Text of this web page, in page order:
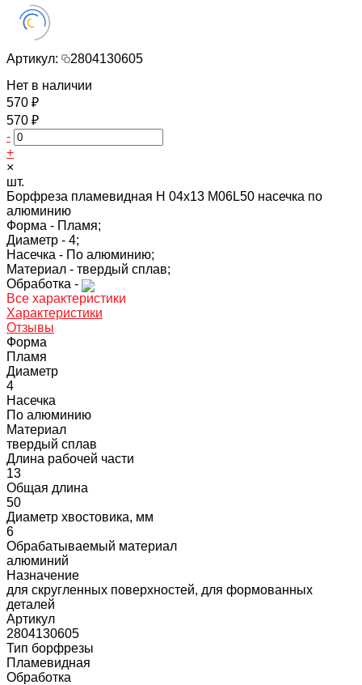
Артикул:
2804130605
Нет в наличии
570 ₽
570 ₽
-
+
×
шт.
Борфреза пламевидная H 04х13 M06L50 насечка по
алюминию
Форма - Пламя;
Диаметр - 4;
Насечка - По алюминию;
Материал - твердый сплав;
Обработка -
Все характеристики
Характеристики
Отзывы
Форма
Пламя
Диаметр
4
Насечка
По алюминию
Материал
твердый сплав
Длина рабочей части
13
Общая длина
50
Диаметр хвостовика, мм
6
Обрабатываемый материал
алюминий
Назначение
для скругленных поверхностей, для формованных
деталей
Артикул
2804130605
Тип борфрезы
Пламевидная
Обработка